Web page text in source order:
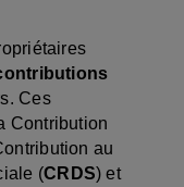
Ces
Contribution
au
(CRDS) et